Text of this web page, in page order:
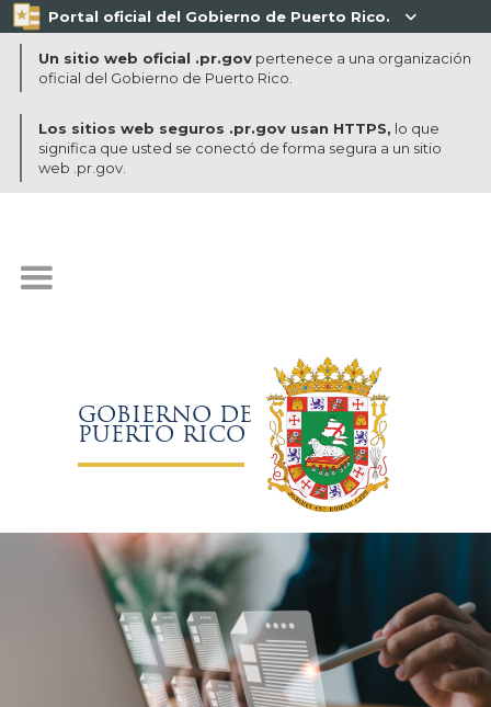
Portal oficial del Gobierno de Puerto Rico. 
Un sitio web oficial .pr.govpertenece a una organización
oficial del Gobierno de Puerto Rico.
Los sitios web seguros .pr.gov usan HTTPS, lo que
significa que usted se conectó de forma segura a un sitio
web .pr.gov.
GOBIERNO DE
PUERTO RICO